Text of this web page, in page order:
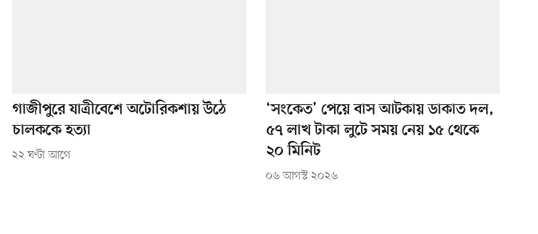
গাজীপুরে যাত্রীবেশে অটোরিকশায় উঠে
চালককে হত্যা
২২ ঘণ্টা আগে
‘সংকেত’ পেয়ে বাস আটকায় ডাকাত দল,
৫৭ লাখ টাকা লুটে সময় নেয় ১৫ থেকে
২০ মিনিট
০৬ আগস্ট ২০২৬